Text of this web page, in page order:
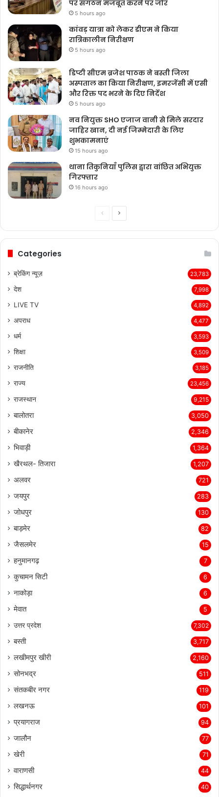
पर संगठन मजबूत करने पर जोर
5 hours ago
कांवड़ यात्रा को लेकर डीएम ने किया
रात्रिकालीन निरीक्षण
5 hours ago
डिप्टी सीएम ब्रजेश पाठक ने बस्ती जिला
अस्पताल का किया निरीक्षण, इमरजेंसी में एसी
और रिक्त पद भरने के दिए निर्देश
5 hours ago
नव नियुक्त SHO एजाज वानी से मिले सरदार
जाहिर खान, दी नई जिम्मेदारी के लिए
शुभकामनाएं
15 hours ago
थाना तिकुनियाँ पुलिस द्वारा वांछित अभियुक्त
गिरफ्तार
16 hours ago
PreviousNext
Categories
ब्रेकिंग न्यूज़ 23,783
देश 7,998
LIVE TV 4,892
अपराध 4,477
धर्म 3,593
शिक्षा 3,509
राजनीति 3,185
राज्य 23,456
राजस्थान 9,215
बालोतरा 3,050
बीकानेर 2,346
भिवाड़ी 1,364
खैरथल- तिजारा 1,207
अलवर 721
जयपुर 283
जोधपुर 130
बाड़मेर 82
जैसलमेर 15
हनुमानगढ़ 7
कुचामन सिटी 6
नाकोड़ा 6
मेवात 5
उत्तर प्रदेश 7,302
बस्ती 3,717
लखीमपुर खीरी 2,160
सोनभद्र 511
संतकबीर नगर 119
लखनऊ 101
प्रयागराज 94
जालौन 77
खेरी 71
वाराणसी 44
सिद्धार्थनगर 40